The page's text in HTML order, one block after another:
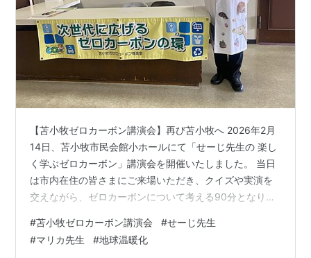
【苫小牧ゼロカーボン講演会】再び苫小牧へ 2026年2月
14日、苫小牧市民会館小ホールにて「せーじ先生の 楽し
く学ぶゼロカーボン」講演会を開催いたしました。 当日
は市内在住の皆さまにご来場いただき、クイズや実演を
交えながら、ゼロカーボンについて考える90分となりま
ることができました。 ■ ご縁をいただいての再訪 苫小牧
では、2023年9月にマリカ先生のゼロカーボン講演会が
#苫小牧ゼロカーボン講演会 #せーじ先生
#マリカ先生 #地球温暖化